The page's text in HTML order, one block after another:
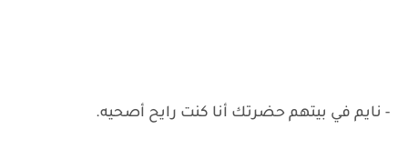
- نايم في بيتهم حضرتك أنا كنت رايح أصحيه.